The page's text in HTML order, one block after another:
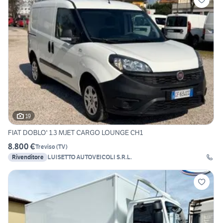
19
FIAT DOBLO' 1.3 MJET CARGO LOUNGE CH1
8.800 €Treviso(TV)
Rivenditore LUISETTO AUTOVEICOLI S.R.L.